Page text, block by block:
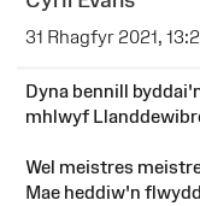
31 Rhagfyr 2021,
Dyna bennill
mhlwyf
Wel meistres
Mae heddiw'n